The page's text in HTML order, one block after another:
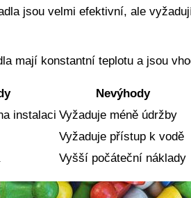
jsou velmi efektivní, ale
mají konstantní teplotu a jsou
Nevýhody
instalaci Vyžaduje méně údržby
Vyžaduje přístup k vodě
Vyšší počáteční náklady